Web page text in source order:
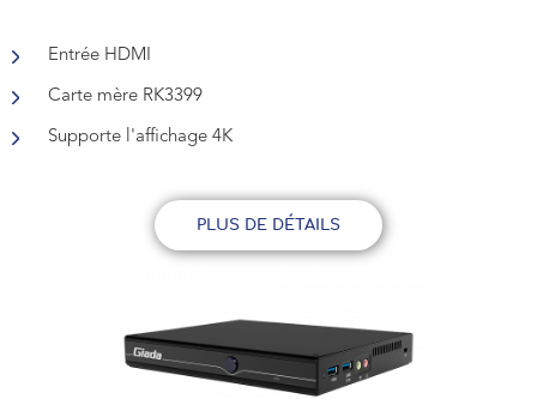
Entrée HDMI
Carte mère RK3399
Supporte l'affichage 4K
PLUS DE DÉTAILS